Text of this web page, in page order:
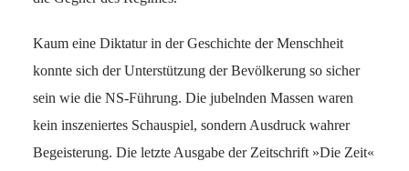
Kaum eine Diktatur in der Geschichte der Menschheit
konnte sich der Unterstützung der Bevölkerung so sicher
sein wie die NS-Führung. Die jubelnden Massen waren
kein inszeniertes Schauspiel, sondern Ausdruck wahrer
Begeisterung. Die letzte Ausgabe der Zeitschrift »Die Zeit«